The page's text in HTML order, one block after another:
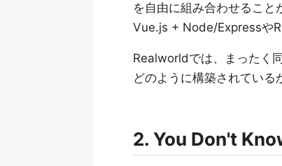
を自由に組み合わせること
Vue.js + Node/Expressや
Realworldでは、まったく
どのように構築されている
2. You Don't